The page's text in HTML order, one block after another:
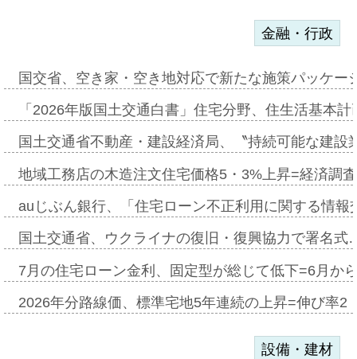
金融・行政
国交省、空き家・空き地対応で新たな施策パッケ
「2026年版国土交通白書」住宅分野、住生活基本
国土交通省不動産・建設経済局、〝持続可能な建
地域工務店の木造注文住宅価格5・3%上昇=経済調
auじぶん銀行、「住宅ローン不正利用に関する情
国土交通省、ウクライナの復旧・復興協力で署名
7月の住宅ローン金利、固定型が総じて低下=6月か
2026年分路線価、標準宅地5年連続の上昇=伸び率
設備・建材